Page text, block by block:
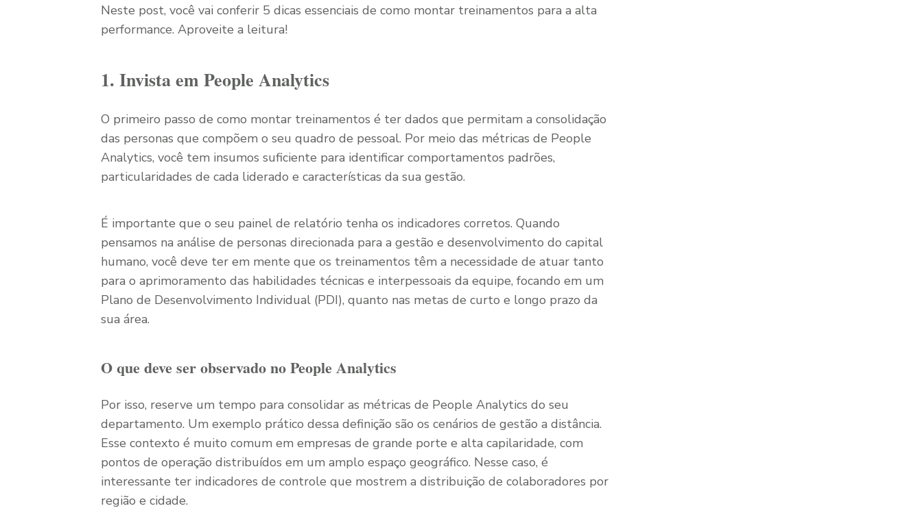
Neste post, você vai conferir 5 dicas essenciais de como montar treinamentos para a alta
performance. Aproveite a leitura!
1. Invista em People Analytics
O primeiro passo de como montar treinamentos é ter dados que permitam a consolidação
das personas que compõem o seu quadro de pessoal. Por meio das métricas de People
Analytics, você tem insumos suficiente para identificar comportamentos padrões,
particularidades de cada liderado e características da sua gestão.
É importante que o seu painel de relatório tenha os indicadores corretos. Quando
pensamos na análise de personas direcionada para a gestão e desenvolvimento do capital
humano, você deve ter em mente que os treinamentos têm a necessidade de atuar tanto
para o aprimoramento das habilidades técnicas e interpessoais da equipe, focando em um
Plano de Desenvolvimento Individual (PDI), quanto nas metas de curto e longo prazo da
sua área.
O que deve ser observado no People Analytics
Por isso, reserve um tempo para consolidar as métricas de People Analytics do seu
departamento. Um exemplo prático dessa definição são os cenários de gestão a distância.
Esse contexto é muito comum em empresas de grande porte e alta capilaridade, com
pontos de operação distribuídos em um amplo espaço geográfico. Nesse caso, é
interessante ter indicadores de controle que mostrem a distribuição de colaboradores por
região e cidade.